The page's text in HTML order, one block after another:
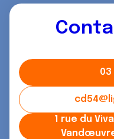
03
1 rue du